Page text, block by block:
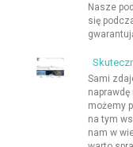
Nasze
się
Sami
możemy
na tym
nam w